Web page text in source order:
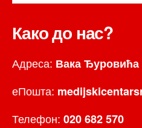
Како до нас?
Адреса: Вака
еПошта:
Телефон: 020 682 570